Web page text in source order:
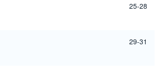
25-28
29-31